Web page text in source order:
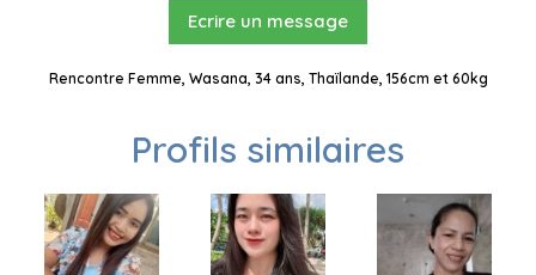
Ecrire un message
Rencontre Femme, Wasana, 34 ans, Thaïlande, 156cm et 60kg
Profils similaires